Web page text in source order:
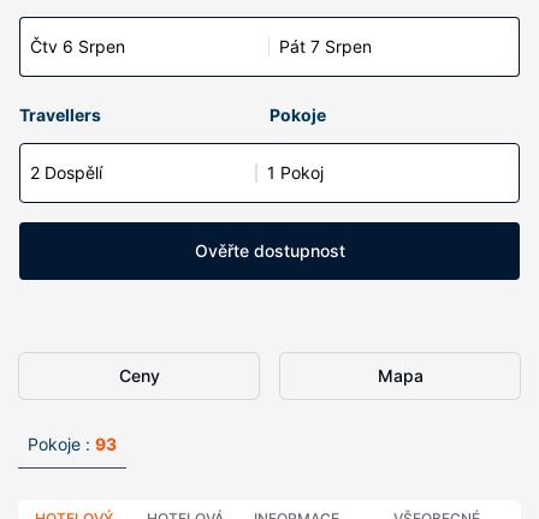
Čtv 6 Srpen Pát 7 Srpen
Travellers Pokoje
2 Dospělí 1 Pokoj
Ověřte dostupnost
Ceny Mapa
Pokoje : 93